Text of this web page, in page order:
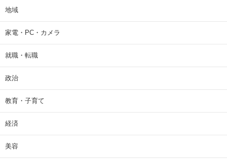
地域
家電・PC・カメラ
就職・転職
政治
教育・子育て
経済
美容